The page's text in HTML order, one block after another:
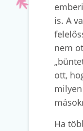
is. A
nem
ott,
Ha